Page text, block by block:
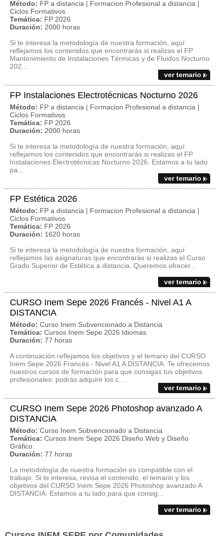
Método: FP a distancia | Formacion Profesional a distancia |
Ciclos Formativos
Temática: FP 2026
Duración: 2000 horas
Si te interesa la metodología de nuestra formación, aquí
reflejamos los contenidos que encontrarás si realizas el FP
Mantenimiento de Instalaciones Térmicas y de Fluidos Nocturno
202...
ver temario
FP Instalaciones Electrotécnicas Nocturno 2026
Método: FP a distancia | Formacion Profesional a distancia |
Ciclos Formativos
Temática: FP 2026
Duración: 2000 horas
Si te interesa la metodología de nuestra formación, aquí
reflejamos los contenidos que encontrarás si realizas el FP
Instalaciones Electrotécnicas Nocturno 2026. Estamos a tu lado
pa...
ver temario
FP Estética 2026
Método: FP a distancia | Formacion Profesional a distancia |
Ciclos Formativos
Temática: FP 2026
Duración: 1620 horas
Si te interesa la metodología de nuestra formación, aquí
reflejamos las asignaturas que encontrarás si realizas el Curso
Grado Superior de Estética a distancia. Queremos ofrecer...
ver temario
CURSO Inem Sepe 2026 Francés - Nivel A1 A
DISTANCIA
Método: Curso Inem Subvencionado a Distancia
Temática: Cursos Inem Sepe 2026 Idiomas
Duración: 77 horas
A continuación reflejamos los objetivos y el temario del CURSO
Inem Sepe 2026 Francés - Nivel A1 A DISTANCIA. Te ofrecemos
nuestros cursos de formación para que consigas tus objetivos
profesionales: podrás adquirir los c...
ver temario
CURSO Inem Sepe 2026 Photoshop avanzado A
DISTANCIA
Método: Curso Inem Subvencionado a Distancia
Temática: Cursos Inem Sepe 2026 Diseño Web y Diseño
Gráfico
Duración: 77 horas
La metodología de nuestra formación es compatible con el
trabajo. Si te interesa, revisa el contenido, el temario y los
objetivos del CURSO Inem Sepe 2026 Photoshop avanzado A
DISTANCIA. Estamos a tu lado para que consig...
ver temario